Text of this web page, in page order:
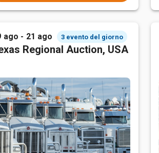
ago - 21 ago 3 evento del giorno
Regional Auction, USA